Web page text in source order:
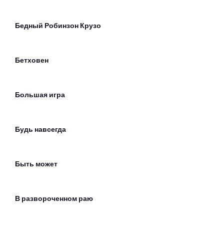
Бедный Робинзон Крузо
Бетховен
Большая игра
Будь навсегда
Быть может
В развороченном раю